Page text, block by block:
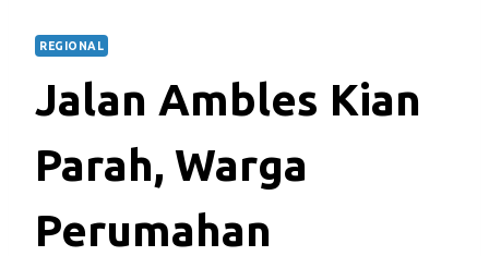
REGIONAL
Jalan Ambles Kian
Parah, Warga
Perumahan